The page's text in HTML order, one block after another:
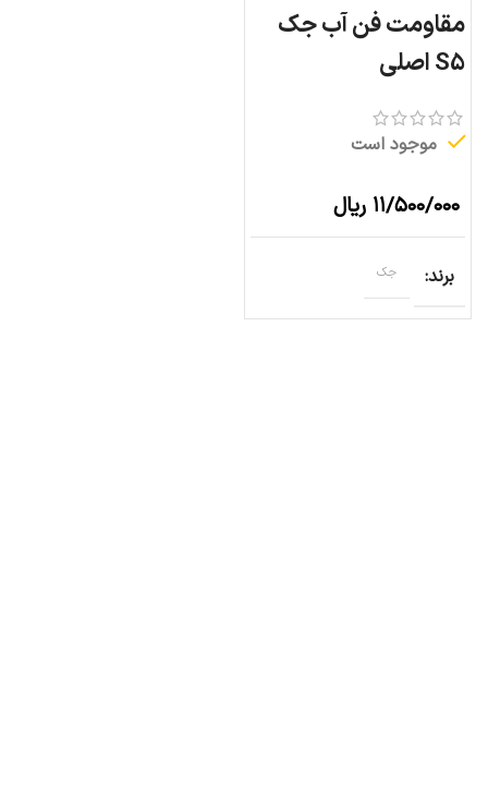
مقاومت فن آب جک
S5 اصلی
موجود است
۱۱/۵۰۰/۰۰۰ ریال
برند جک